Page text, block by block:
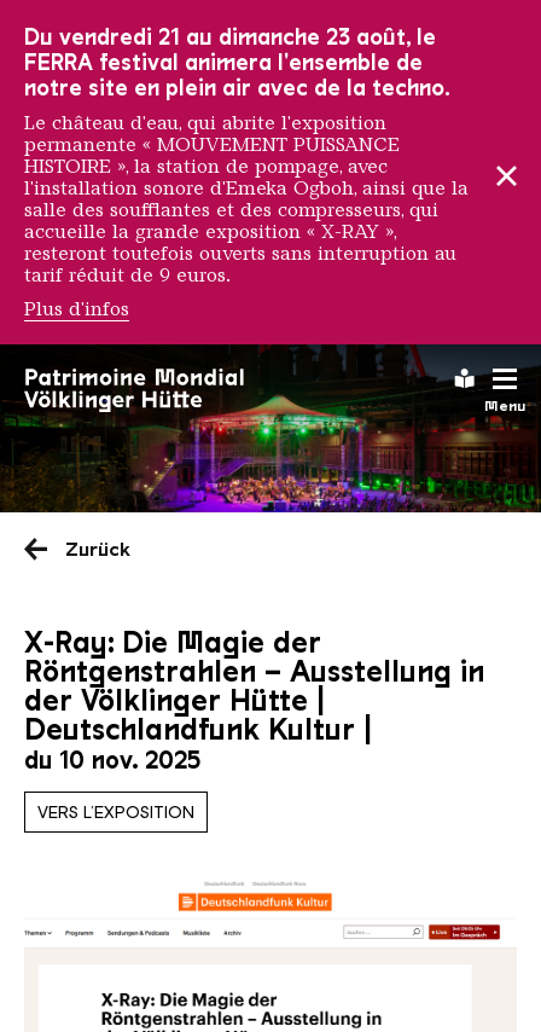
Menu
Saarländischen
Zurück
X-Ray: Die Magie der
Röntgenstrahlen – Ausstellung in
der Völklinger Hütte |
Deutschlandfunk Kultur |
du 10 nov. 2025
VERS L’EXPOSITION
Du vendredi 21 au dimanche 23 août, le
FERRA festival animera l'ensemble de
notre site en plein air avec de la techno.
Le château d'eau, qui abrite l'exposition
permanente « MOUVEMENT PUISSANCE
HISTOIRE », la station de pompage, avec
l'installation sonore d'Emeka Ogboh, ainsi que la
salle des soufflantes et des compresseurs, qui
accueille la grande exposition « X-RAY »,
resteront toutefois ouverts sans interruption au
tarif réduit de 9 euros.
Plus d'infos